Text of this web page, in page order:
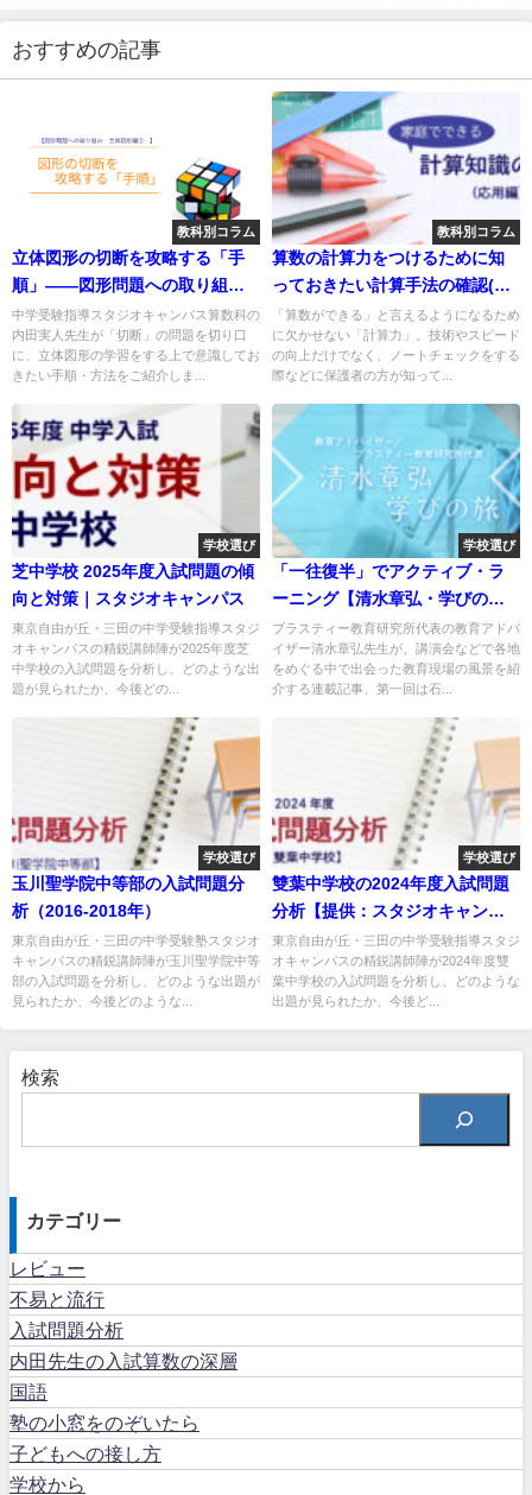
おすすめの記事
教科別コラム
立体図形の切断を攻略する「手
順」――図形問題への取り組み
②
中学受験指導スタジオキャンパス算数科の
内田実人先生が「切断」の問題を切り口
に、立体図形の学習をする上で意識してお
きたい手順・方法をご紹介しま...
教科別コラム
算数の計算力をつけるために知
っておきたい計算手法の確認(応
用編)
「算数ができる」と言えるようになるため
に欠かせない「計算力」。技術やスピード
の向上だけでなく、ノートチェックをする
際などに保護者の方が知って...
学校選び
芝中学校 2025年度入試問題の傾
向と対策｜スタジオキャンパス
東京自由が丘・三田の中学受験指導スタジ
オキャンパスの精鋭講師陣が2025年度芝
中学校の入試問題を分析し、どのような出
題が見られたか、今後どの...
学校選び
「一往復半」でアクティブ・ラ
ーニング【清水章弘・学びの
旅】
プラスティー教育研究所代表の教育アドバ
イザー清水章弘先生が、講演会などで各地
をめぐる中で出会った教育現場の風景を紹
介する連載記事、第一回は石...
学校選び
玉川聖学院中等部の入試問題分
析（2016-2018年）
東京自由が丘・三田の中学受験塾スタジオ
キャンパスの精鋭講師陣が玉川聖学院中等
部の入試問題を分析し、どのような出題が
見られたか、今後どのような...
学校選び
雙葉中学校の2024年度入試問題
分析【提供：スタジオキャンパ
ス】
東京自由が丘・三田の中学受験指導スタジ
オキャンパスの精鋭講師陣が2024年度雙
葉中学校の入試問題を分析し、どのような
出題が見られたか、今後ど...
検索
カテゴリー
レビュー
不易と流行
入試問題分析
内田先生の入試算数の深層
国語
塾の小窓をのぞいたら
子どもへの接し方
学校から